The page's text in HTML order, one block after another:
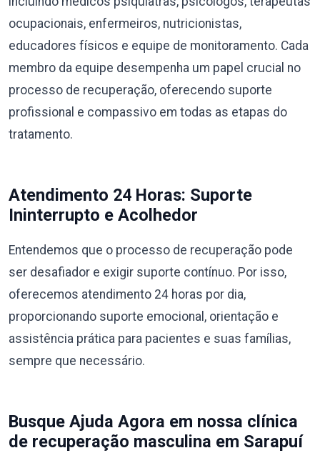
ocupacionais, enfermeiros, nutricionistas,
educadores físicos e equipe de monitoramento. Cada
membro da equipe desempenha um papel crucial no
processo de recuperação, oferecendo suporte
profissional e compassivo em todas as etapas do
tratamento.
Atendimento 24 Horas: Suporte
Ininterrupto e Acolhedor
Entendemos que o processo de recuperação pode
ser desafiador e exigir suporte contínuo. Por isso,
oferecemos atendimento 24 horas por dia,
proporcionando suporte emocional, orientação e
assistência prática para pacientes e suas famílias,
sempre que necessário.
Busque Ajuda Agora em nossa clínica
de recuperação masculina em Sarapuí